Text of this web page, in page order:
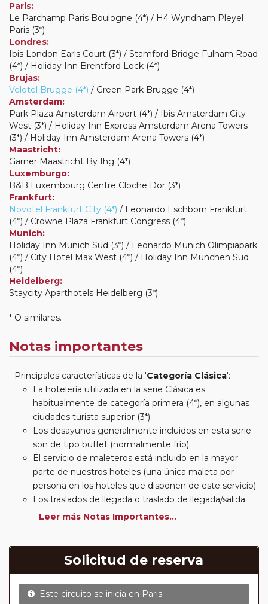
Paris:
Le Parchamp Paris Boulogne (4*) / H4 Wyndham Pleyel
Paris (3*)
Londres:
Ibis London Earls Court (3*) / Stamford Bridge Fulham Road
(4*) / Holiday Inn Brentford Lock (4*)
Brujas:
Velotel Brugge (4*) / Green Park Brugge (4*)
Amsterdam:
Park Plaza Amsterdam Airport (4*) / Ibis Amsterdam City
West (3*) / Holiday Inn Express Amsterdam Arena Towers
(3*) / Holiday Inn Amsterdam Arena Towers (4*)
Maastricht:
Garner Maastricht By Ihg (4*)
Luxemburgo:
B&B Luxembourg Centre Cloche Dor (3*)
Frankfurt:
Novotel Frankfurt City (4*) / Leonardo Eschborn Frankfurt
(4*) / Crowne Plaza Frankfurt Congress (4*)
Munich:
Holiday Inn Munich Sud (3*) / Leonardo Munich Olimpiapark
(4*) / City Hotel Max West (4*) / Holiday Inn Munchen Sud
(4*)
Heidelberg:
Staycity Aparthotels Heidelberg (3*)
* O similares.
Notas importantes
Principales características de la 'Categoría Clásica':
La hotelería utilizada en la serie Clásica es
habitualmente de categoría primera (4*), en algunas
ciudades turista superior (3*).
Los desayunos generalmente incluidos en esta serie
son de tipo buffet (normalmente frío).
El servicio de maleteros está incluido en la mayor
parte de nuestros hoteles (una única maleta por
persona en los hoteles que disponen de este servicio).
Los traslados de llegada o traslado de llegada/salida
estarán incluidos según itinerario.
suplemento de media pensión (incluirá un número de
almuerzos o cenas señalado en su itinerario).
En muchos itinerarios le incluimos algunas cenas. En
circuitos clásicos Europeos normalmente las entradas
Leer más Notas Importantes...
Solicitud de reserva
Este circuito se inicia en Paris